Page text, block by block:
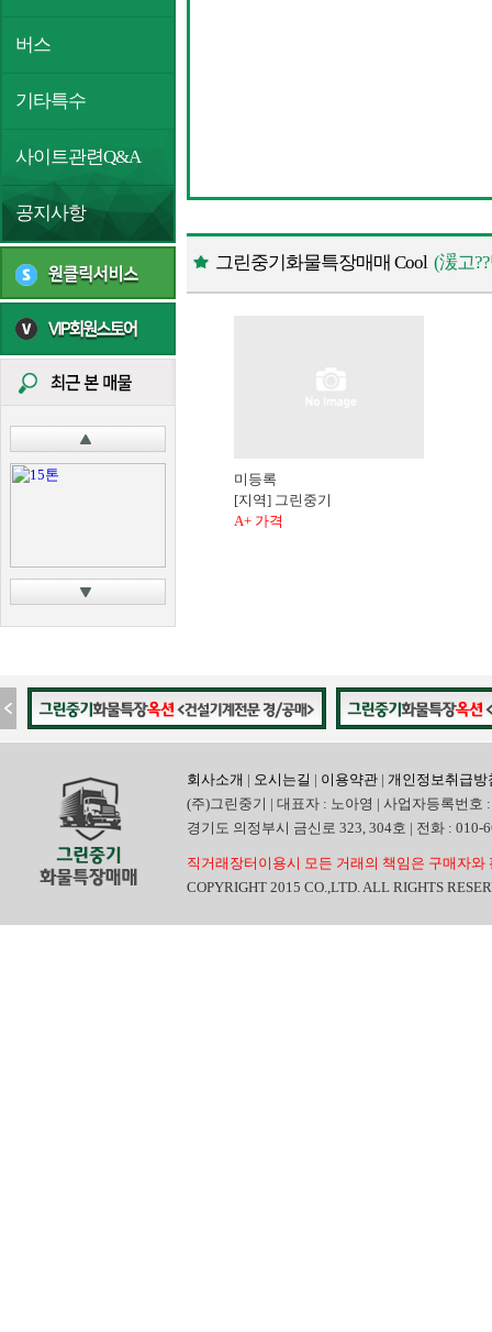
버스
기타특수
사이트관련Q&A
공지사항
그린중기화물특장매매 Cool (湲고
미등록
[지역] 그린중기
A+ 가격
회사소개 | 오시는길 | 이용약관 | 개인정보취급방
(주)그린중기 | 대표자 : 노아영 | 사업자등록번호
경기도 의정부시 금신로 323, 304호 | 전화 :
직거래장터이용시 모든 거래의 책임은 구매자
COPYRIGHT 2015 CO.,LTD. ALL RIGHTS